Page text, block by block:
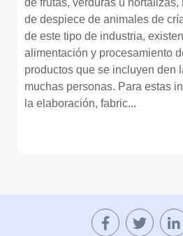
de frutas, verduras u hortalizas,
de despiece de animales de
de este tipo de industria,
alimentación y procesamiento
productos que se incluyen den
muchas personas. Para estas
la elaboración, fabric...